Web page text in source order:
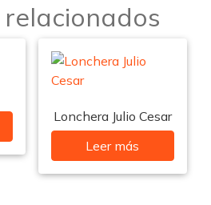
Lonchera Julio Cesar
Leer más